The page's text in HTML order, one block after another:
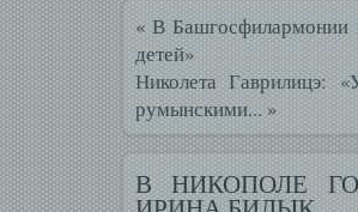
«В
детей»
Николета Гаврилицэ:
румынскими... »
В НИКОПОЛЕ